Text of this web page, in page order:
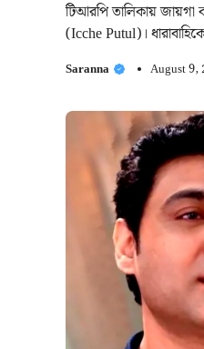
টিআরপি তালিকায় জায়গা
(Icche Putul)।
Saranna August 9,